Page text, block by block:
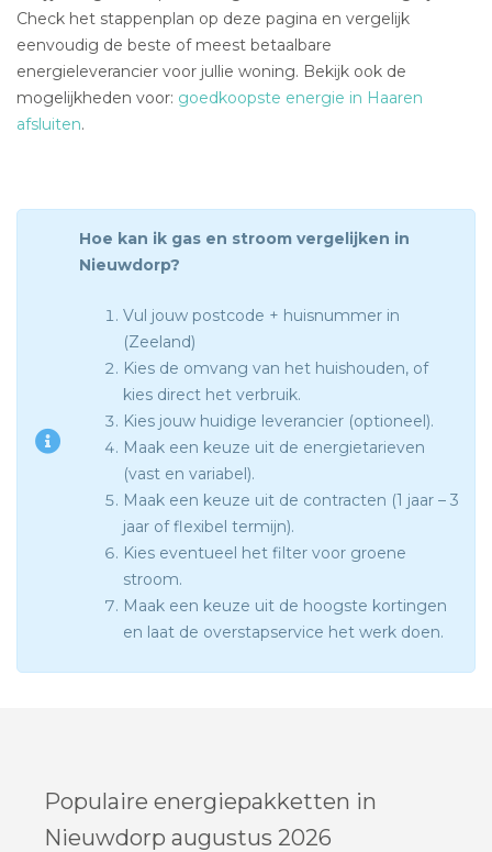
Check het stappenplan op deze pagina en vergelijk
eenvoudig de beste of meest betaalbare
energieleverancier voor jullie woning. Bekijk ook de
mogelijkheden voor: goedkoopste energie in Haaren
afsluiten.
Hoe kan ik gas en stroom vergelijken in
Nieuwdorp?
Vul jouw postcode + huisnummer in
(Zeeland)
Kies de omvang van het huishouden, of
kies direct het verbruik.
Kies jouw huidige leverancier (optioneel).
Maak een keuze uit de energietarieven
(vast en variabel).
Maak een keuze uit de contracten (1 jaar – 3
jaar of flexibel termijn).
Kies eventueel het filter voor groene
stroom.
Maak een keuze uit de hoogste kortingen
en laat de overstapservice het werk doen.
Populaire energiepakketten in
Nieuwdorp augustus 2026